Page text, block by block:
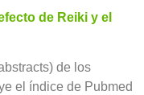
de Reiki y el
de los
el índice de Pubmed